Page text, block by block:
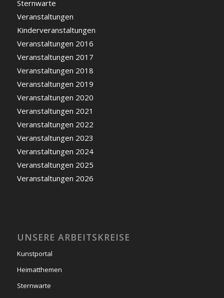
Sternwarte
Veranstaltungen
Kinderveranstaltungen
Veranstaltungen 2016
Veranstaltungen 2017
Veranstaltungen 2018
Veranstaltungen 2019
Veranstaltungen 2020
Veranstaltungen 2021
Veranstaltungen 2022
Veranstaltungen 2023
Veranstaltungen 2024
Veranstaltungen 2025
Veranstaltungen 2026
UNSERE ARBEITSKREISE
Kunstportal
Heimatthemen
Sternwarte